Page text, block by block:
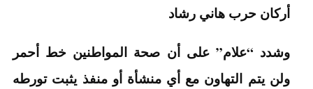
أركان حرب هاني رشاد
وشدد “علام” على أن صحة المواطنين خط أحمر
ولن يتم التهاون مع أي منشأة أو منفذ يثبت تورطه